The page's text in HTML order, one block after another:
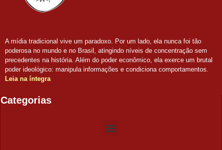
A mídia tradicional vive um paradoxo. Por um lado, ela nunca foi tão
poderosa no mundo e no Brasil, atingindo níveis de concentração sem
precedentes na história. Além do poder econômico, ela exerce um brutal
poder ideológico: manipula informações e condiciona comportamentos.
Leia na íntegra
Categorias